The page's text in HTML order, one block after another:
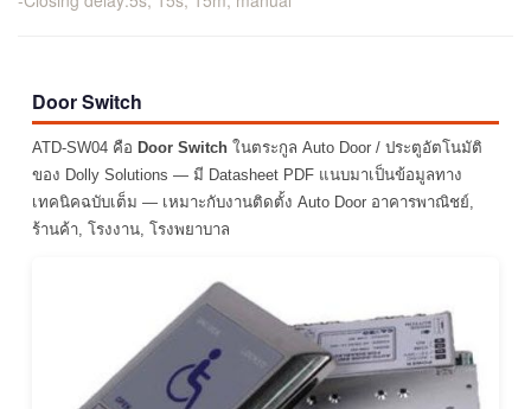
Door Switch
ATD-SW04 คือ Door Switch ในตระกูล Auto Door / ประตูอัตโนมัติ
ของ Dolly Solutions — มี Datasheet PDF แนบมาเป็นข้อมูลทาง
เทคนิคฉบับเต็ม — เหมาะกับงานติดตั้ง Auto Door อาคารพาณิชย์,
ร้านค้า, โรงงาน, โรงพยาบาล